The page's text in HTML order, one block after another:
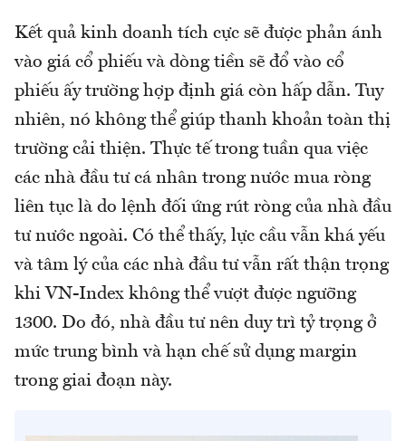
Kết quả kinh doanh tích cực sẽ được phản ánh
vào giá cổ phiếu và dòng tiền sẽ đổ vào cổ
phiếu ấy trường hợp định giá còn hấp dẫn. Tuy
nhiên, nó không thể giúp thanh khoản toàn thị
trường cải thiện. Thực tế trong tuần qua việc
các nhà đầu tư cá nhân trong nước mua ròng
liên tục là do lệnh đối ứng rút ròng của nhà đầu
tư nước ngoài. Có thể thấy, lực cầu vẫn khá yếu
và tâm lý của các nhà đầu tư vẫn rất thận trọng
khi VN-Index không thể vượt được ngưỡng
1300. Do đó, nhà đầu tư nên duy trì tỷ trọng ở
mức trung bình và hạn chế sử dụng margin
trong giai đoạn này.